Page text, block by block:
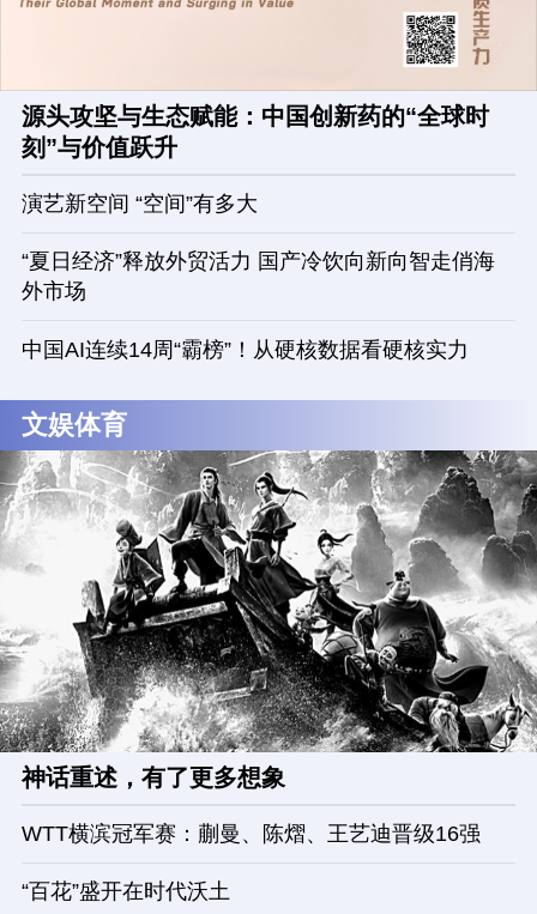
源头攻坚与生态赋能：中国创新药的“全球时
刻”与价值跃升
演艺新空间 “空间”有多大
“夏日经济”释放外贸活力 国产冷饮向新向智走俏海
外市场
中国AI连续14周“霸榜”！从硬核数据看硬核实力
文娱体育
神话重述，有了更多想象
WTT横滨冠军赛：蒯曼、陈熠、王艺迪晋级16强
“百花”盛开在时代沃土